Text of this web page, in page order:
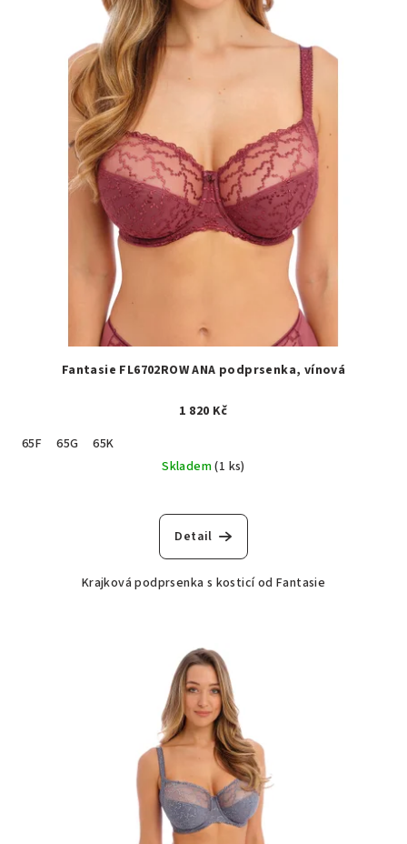
Fantasie FL6702ROW ANA podprsenka, vínová
1 820 Kč
65F
65G
65K
Skladem(1 ks)
Detail
Krajková podprsenka s kosticí od Fantasie